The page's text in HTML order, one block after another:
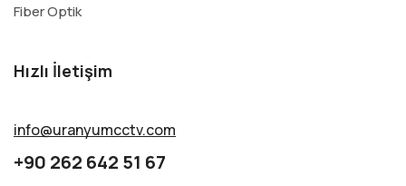
Fiber Optik
Hızlı İletişim
info@uranyumcctv.com
+90 262 642 51 67